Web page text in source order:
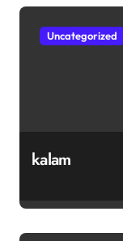
Uncategorized
kalam